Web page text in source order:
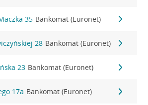
35 Bankomat (Euronet)
28 Bankomat (Euronet)
23 Bankomat (Euronet)
17a Bankomat (Euronet)